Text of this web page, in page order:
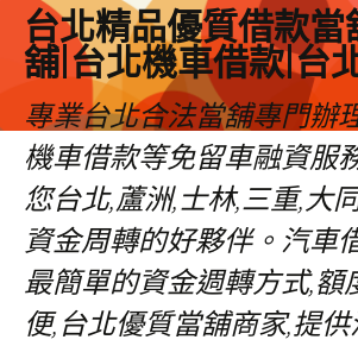
台北精品優質借款
舖|台北機車借款|台
專業台北合法當舖專門辦
機車借款等免留車融資服
您台北,蘆洲,士林,三重,大
資金周轉的好夥伴。汽車
最簡單的資金週轉方式,額
便,台北優質當舖商家,提